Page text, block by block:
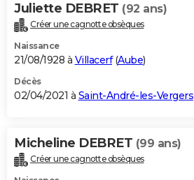
Juliette DEBRET (92 ans)
Créer une cagnotte obsèques
Naissance
21/08/1928 à Villacerf(Aube)
Décès
02/04/2021 à Saint-André-les-Vergers
Micheline DEBRET (99 ans)
Créer une cagnotte obsèques